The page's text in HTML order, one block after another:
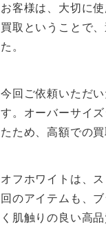
お客様は、大切に
買取ということで
た。
今回ご依頼いただ
す。オーバーサイ
たため、高額での
オフホワイトは、
回のアイテムも、
く肌触りの良い高